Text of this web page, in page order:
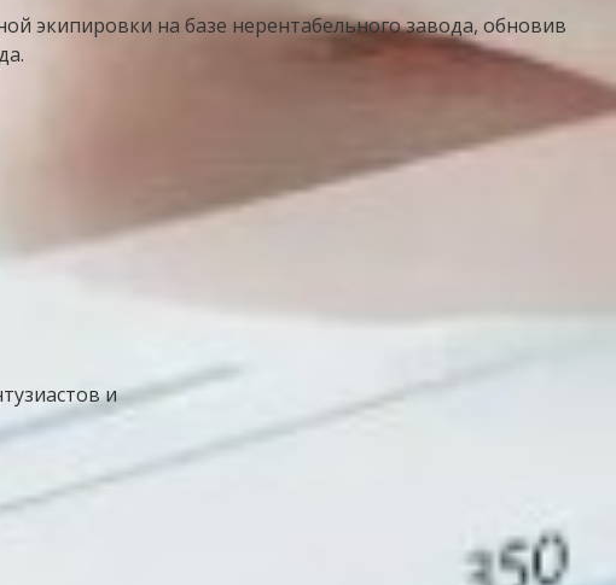
экипировки на базе нерентабельного завода, обновив
и